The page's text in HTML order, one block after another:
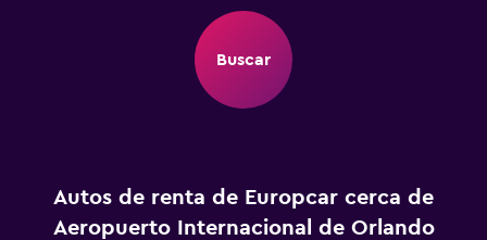
Buscar
Autos de renta de Europcar cerca de
Aeropuerto Internacional de Orlando